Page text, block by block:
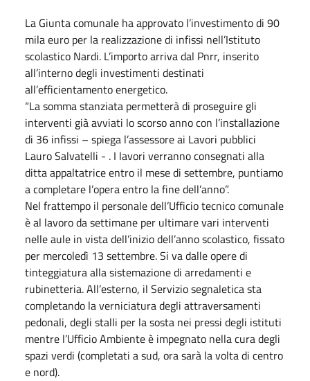
La Giunta comunale ha approvato l’investimento di 90
mila euro per la realizzazione di infissi nell’Istituto
scolastico Nardi. L’importo arriva dal Pnrr, inserito
all’interno degli investimenti destinati
all’efficientamento energetico.
“La somma stanziata permetterà di proseguire gli
interventi già avviati lo scorso anno con l’installazione
di 36 infissi – spiega l’assessore ai Lavori pubblici
Lauro Salvatelli - . I lavori verranno consegnati alla
ditta appaltatrice entro il mese di settembre, puntiamo
a completare l’opera entro la fine dell’anno”.
Nel frattempo il personale dell’Ufficio tecnico comunale
è al lavoro da settimane per ultimare vari interventi
nelle aule in vista dell’inizio dell’anno scolastico, fissato
per mercoledì 13 settembre. Si va dalle opere di
tinteggiatura alla sistemazione di arredamenti e
rubinetteria. All’esterno, il Servizio segnaletica sta
completando la verniciatura degli attraversamenti
pedonali, degli stalli per la sosta nei pressi degli istituti
mentre l’Ufficio Ambiente è impegnato nella cura degli
spazi verdi (completati a sud, ora sarà la volta di centro
e nord).